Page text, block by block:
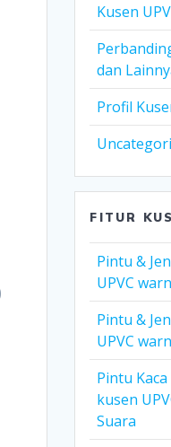
Kusen
dan
Profil
FITUR
Pintu &
UPVC
Pintu &
UPVC
Pintu
kusen
Suara